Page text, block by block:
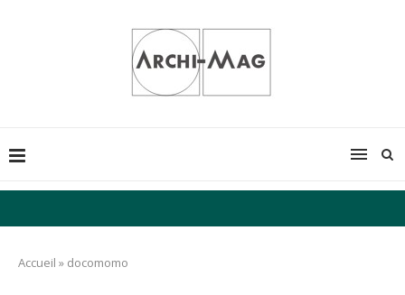
Accueil » docomomo